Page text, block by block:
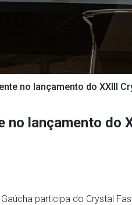
no lançamento do XXIII
no lançamento do
participa do Crystal